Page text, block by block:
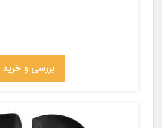
بررسی و خرید